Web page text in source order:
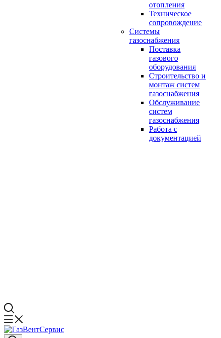
отопления
Техническое
сопровождение
Системы
газоснабжения
Поставка
газового
оборудования
Строительство и
монтаж систем
газоснабжения
Обслуживание
систем
газоснабжения
Работа с
документацией